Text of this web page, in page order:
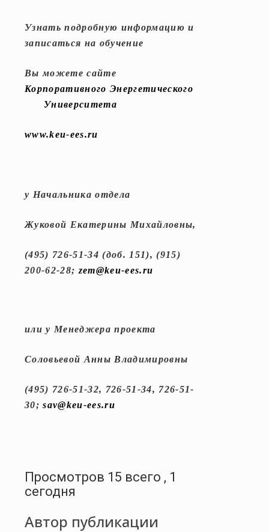
Узнать подробную информацию и
записаться на обучение
Вы можете сайте
Корпоративного Энергетического
Университета
www.keu-ees.ru
у Начальника отдела
Жуковой Екатерины Михайловны,
(495) 726-51-34 (доб. 151), (915)
200-62-28; zem@keu-ees.ru
или у Менеджера проекта
Соловьевой Анны Владимировны
(495) 726-51-32, 726-51-34, 726-51-
30;sav@keu-ees.ru
Просмотров 15 всего , 1
сегодня
Автор публикации